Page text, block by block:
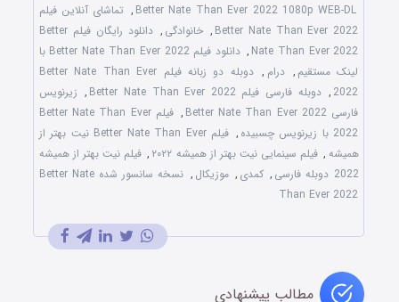
Better Nate Than Ever 2022 1080p WEB-DL
, تماشای آنلاین فیلم
Better Nate Than Ever 2022
, خانوادگی ,
دانلود رایگان فیلم Better
Nate Than Ever 2022
,
دانلود فیلم Better Nate Than Ever 2022 با
لینک مستقیم , درام ,
دوبله دو زبانه فیلم Better Nate Than Ever
2022
, دوبله فارسی فیلم Better Nate Than Ever 2022 , زیرنویس
فارسی Better Nate Than Ever 2022
,
فیلم Better Nate Than Ever
2022 با زیرنویس چسبیده
,
فیلم Better Nate Than Ever نیت بهتر از
همیشه , فیلم سینمایی نیت بهتر از همیشه ۲۰۲۲ , فیلم نیت بهتر از همیشه
2022 دوبله فارسی
, کمدی , موزیکال ,
نسخه سانسور شده Better Nate
Than Ever 2022
مطالب پیشنهادی